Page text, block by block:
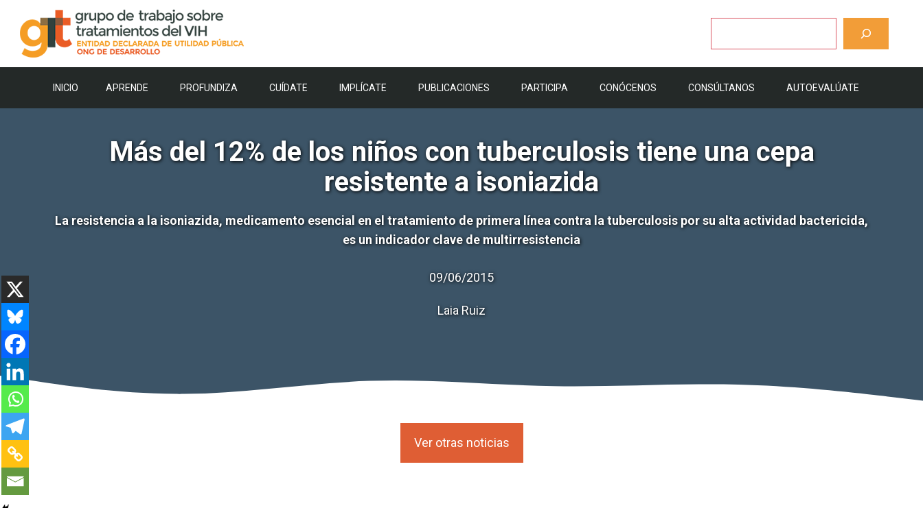
contenido
INICIO APRENDE PROFUNDIZA CUÍDATE IMPLÍCATE PUBLICACIONES PARTICIPA CONÓCENOS CONSÚLTANOS AUTOEVALÚATE
Más del 12% de los niños con tuberculosis tiene una cepa
resistente a isoniazida
La resistencia a la isoniazida, medicamento esencial en el tratamiento de primera línea contra la tuberculosis por su alta actividad bactericida,
es un indicador clave de multirresistencia
09/06/2015
Laia Ruiz
Ver otras noticias